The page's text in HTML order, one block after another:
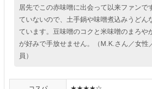
居先でこの赤味噌に出会って以来ファンで
ていないので、土手鍋や味噌煮込みうどん
ています。豆味噌のコクと米味噌のまろや
が好みで手放せません。（M.K.さん／女性
員）